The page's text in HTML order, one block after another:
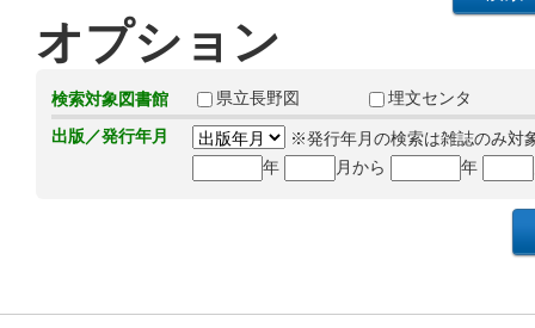
オプション
検索対象図書館 県立長野図
埋文センタ
出版／発行年月
※発行年月の検索は雑誌のみ対
年
月から 年